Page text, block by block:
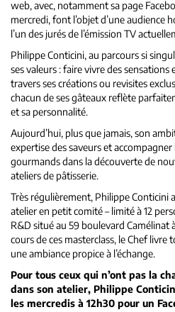
web, avec, notamment sa page
mercredi, font l’objet d’une audience
l’un des jurés de l’émission TV
Philippe Conticini, au parcours si
ses valeurs : faire vivre des
travers ses créations ou revisites
chacun de ses gâteaux reflète
et sa personnalité.
Aujourd’hui, plus que jamais, son
expertise des saveurs et
gourmands dans la découverte de
ateliers de pâtisserie.
Très régulièrement, Philippe Conticini
atelier en petit comité – limité à 12
R&D situé au 59 boulevard Camélinat
cours de ces masterclass, le Chef livre
une ambiance propice à l’échange.
Pour tous ceux qui n’ont pas la
dans son atelier, Philippe
les mercredis à 12h30 pour un